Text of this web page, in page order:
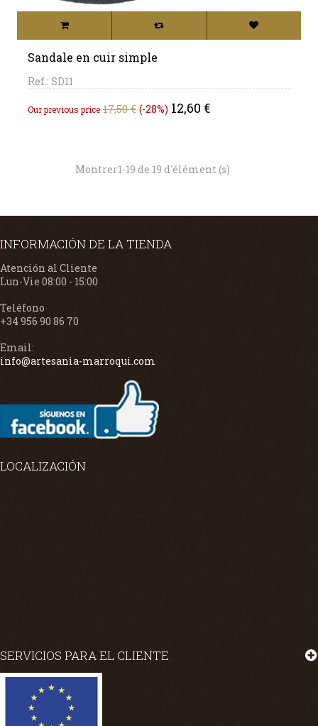
Sandale en cuir simple
Ref.: SD11
Our previous price Regular
17,50 € -28% Price
12,60 €
Montrer1-19 de 19 d'élément (s)
INFORMACIÓN DE LA TIENDA
Atención al Cliente
Lun-Vie 08:00 - 15:00
Teléfono
+34 956 90 86 70
Email:
info@artesania-marroqui.com
LOCALIZACIÓN
SERVICIOS PARA EL CLIENTE